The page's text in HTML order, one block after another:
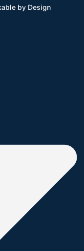
by Design